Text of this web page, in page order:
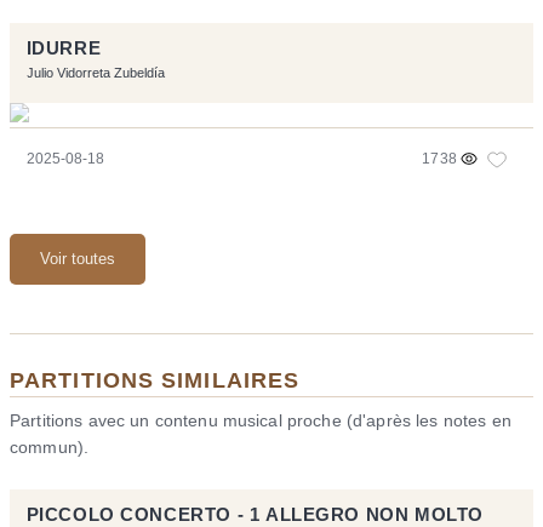
IDURRE
Julio Vidorreta Zubeldía
2025-08-18 1738
Voir toutes
PARTITIONS SIMILAIRES
Partitions avec un contenu musical proche (d'après les notes en
commun).
PICCOLO CONCERTO - 1 ALLEGRO NON MOLTO